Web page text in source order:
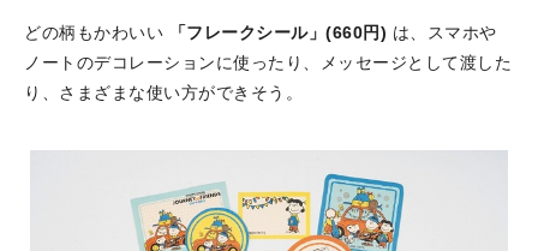
どの柄もかわいい 「フレークシール」(660円) は、スマホや
ノートのデコレーションに使ったり、メッセージとして渡した
り、さまざまな使い方ができそう。